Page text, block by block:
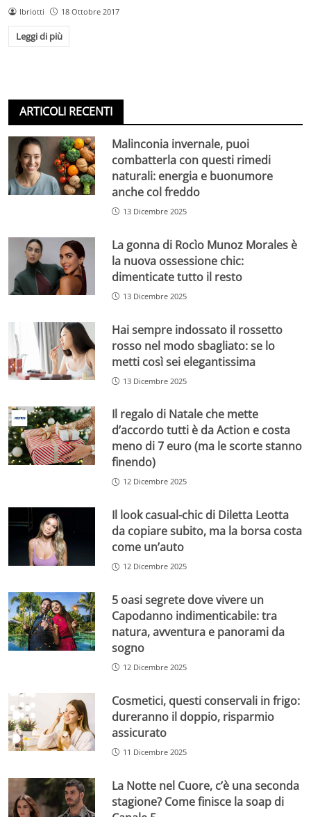
lbriotti 18 Ottobre 2017
Leggi di più
ARTICOLI RECENTI
Malinconia invernale, puoi
combatterla con questi rimedi
naturali: energia e buonumore
anche col freddo
13 Dicembre 2025
La gonna di Rocìo Munoz Morales è
la nuova ossessione chic:
dimenticate tutto il resto
13 Dicembre 2025
Hai sempre indossato il rossetto
rosso nel modo sbagliato: se lo
metti così sei elegantissima
13 Dicembre 2025
Il regalo di Natale che mette
d’accordo tutti è da Action e costa
meno di 7 euro (ma le scorte stanno
finendo)
12 Dicembre 2025
Il look casual-chic di Diletta Leotta
da copiare subito, ma la borsa costa
come un’auto
12 Dicembre 2025
5 oasi segrete dove vivere un
Capodanno indimenticabile: tra
natura, avventura e panorami da
sogno
12 Dicembre 2025
Cosmetici, questi conservali in frigo:
dureranno il doppio, risparmio
assicurato
11 Dicembre 2025
La Notte nel Cuore, c’è una seconda
stagione? Come finisce la soap di